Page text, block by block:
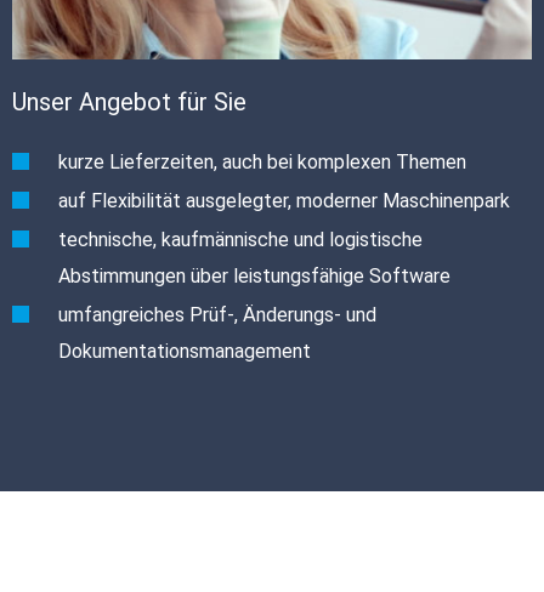
Unser Angebot für Sie
kurze Lieferzeiten, auch bei komplexen Themen
auf Flexibilität ausgelegter, moderner Maschinenpark
technische, kaufmännische und logistische
Abstimmungen über leistungsfähige Software
umfangreiches Prüf-, Änderungs- und
Dokumentationsmanagement